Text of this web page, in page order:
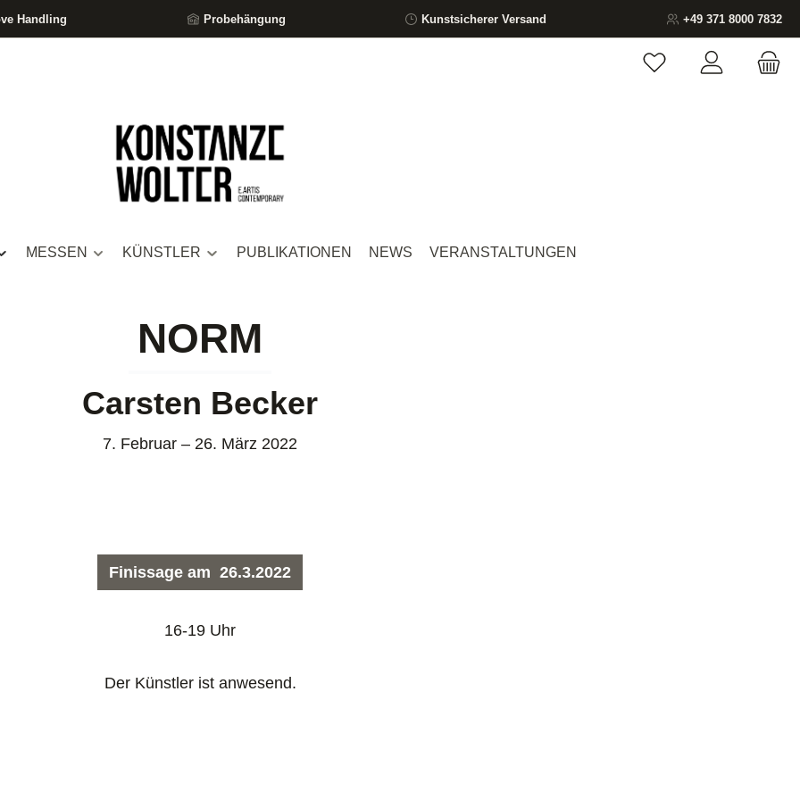
Handling Probehängung Kunstsicherer Versand +49 371 8000 7832
Du hast 0 Produkte
MESSEN KÜNSTLER PUBLIKATIONEN NEWS VERANSTALTUNGEN
NORM
Carsten Becker
7. Februar – 26. März 2022
Finissage am 26.3.2022
16-19 Uhr
Der Künstler ist anwesend.